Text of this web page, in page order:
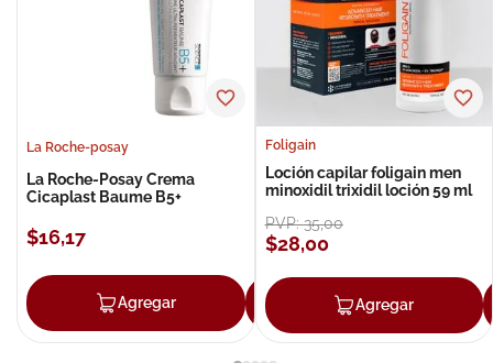
La Roche-posay
La Roche-Posay Crema
Cicaplast Baume B5+
$16,17
Agregar Agregar
Foligain
Loción capilar foligain men
minoxidil trixidil loción 59 ml
PVP:35,00
$28,00
Agregar